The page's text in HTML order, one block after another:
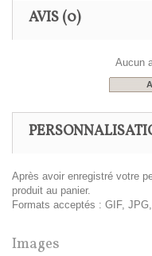
AVIS (0)
Aucun
Après avoir enregistré votre
produit au panier.
Formats acceptés : GIF,
Images